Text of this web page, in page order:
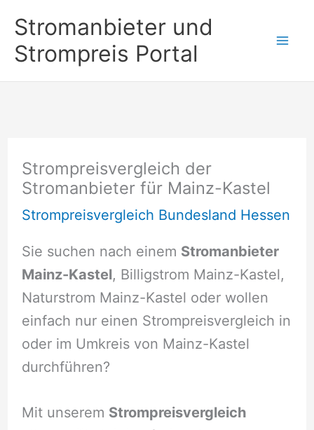
Inhalt
springen
Stromanbieter und
Strompreis Portal
Strompreisvergleich der
Stromanbieter für Mainz-Kastel
Strompreisvergleich Bundesland Hessen
Sie suchen nach einem Stromanbieter
Mainz-Kastel, Billigstrom Mainz-Kastel,
Naturstrom Mainz-Kastel oder wollen
einfach nur einen Strompreisvergleich in
oder im Umkreis von Mainz-Kastel
durchführen?
Mit unserem Strompreisvergleich